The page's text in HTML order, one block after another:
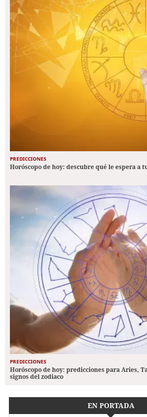
PREDICCIONES
Horóscopo de hoy: descubre qué le espera a
PREDICCIONES
Horóscopo de hoy: predicciones para Aries,
signos del zodiaco
EN PORTADA